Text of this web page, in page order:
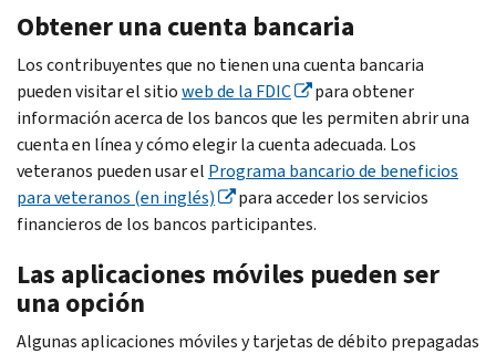
Obtener una cuenta bancaria
Los contribuyentes que no tienen una cuenta bancaria
pueden visitar el sitioweb de la FDIC
para obtener
información acerca de los bancos que les permiten abrir una
cuenta en línea y cómo elegir la cuenta adecuada. Los
veteranos pueden usar el Programa bancario de beneficios
para veteranos (en inglés)
para acceder los servicios
financieros de los bancos participantes.
Las aplicaciones móviles pueden ser
una opción
Algunas aplicaciones móviles y tarjetas de débito prepagadas